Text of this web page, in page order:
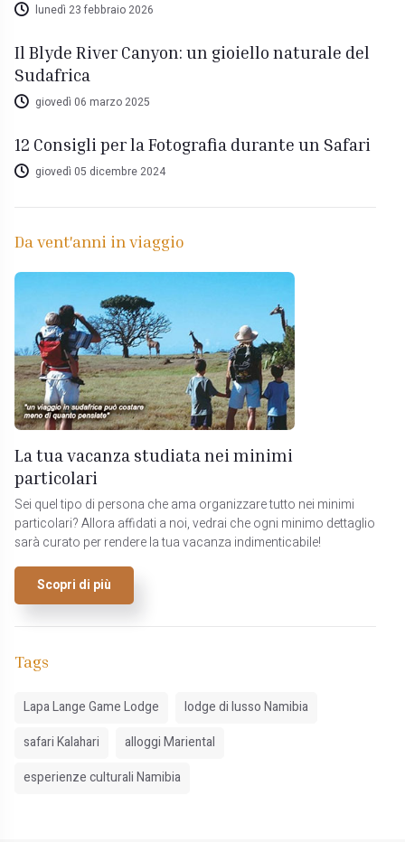
lunedì 23 febbraio 2026
Il Blyde River Canyon: un gioiello naturale del
Sudafrica
giovedì 06 marzo 2025
12 Consigli per la Fotografia durante un Safari
giovedì 05 dicembre 2024
Da vent'anni in viaggio
La tua vacanza studiata nei minimi
particolari
Sei quel tipo di persona che ama organizzare tutto nei minimi
particolari? Allora affidati a noi, vedrai che ogni minimo dettaglio
sarà curato per rendere la tua vacanza indimenticabile!
Scopri di più
Tags
Lapa Lange Game Lodge
lodge di lusso Namibia
safari Kalahari
alloggi Mariental
esperienze culturali Namibia